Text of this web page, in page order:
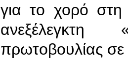
για το χορό
ανεξέλεγκτη
πρωτοβουλίας σε